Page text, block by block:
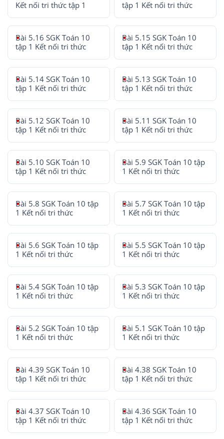
Kết nối tri thức tập 1
tập 1 Kết nối tri thức
Bài 5.16 SGK Toán 10
tập 1 Kết nối tri thức
Bài 5.15 SGK Toán 10
tập 1 Kết nối tri thức
Bài 5.14 SGK Toán 10
tập 1 Kết nối tri thức
Bài 5.13 SGK Toán 10
tập 1 Kết nối tri thức
Bài 5.12 SGK Toán 10
tập 1 Kết nối tri thức
Bài 5.11 SGK Toán 10
tập 1 Kết nối tri thức
Bài 5.10 SGK Toán 10
tập 1 Kết nối tri thức
Bài 5.9 SGK Toán 10 tập
1 Kết nối tri thức
Bài 5.8 SGK Toán 10 tập
1 Kết nối tri thức
Bài 5.7 SGK Toán 10 tập
1 Kết nối tri thức
Bài 5.6 SGK Toán 10 tập
1 Kết nối tri thức
Bài 5.5 SGK Toán 10 tập
1 Kết nối tri thức
Bài 5.4 SGK Toán 10 tập
1 Kết nối tri thức
Bài 5.3 SGK Toán 10 tập
1 Kết nối tri thức
Bài 5.2 SGK Toán 10 tập
1 Kết nối tri thức
Bài 5.1 SGK Toán 10 tập
1 Kết nối tri thức
Bài 4.39 SGK Toán 10
tập 1 Kết nối tri thức
Bài 4.38 SGK Toán 10
tập 1 Kết nối tri thức
Bài 4.37 SGK Toán 10
tập 1 Kết nối tri thức
Bài 4.36 SGK Toán 10
tập 1 Kết nối tri thức